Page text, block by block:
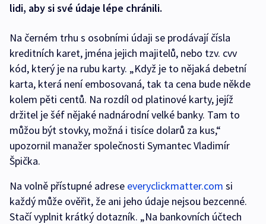
lidi, aby si své údaje lépe chránili.
Na černém trhu s osobními údaji se prodávají čísla
kreditních karet, jména jejich majitelů, nebo tzv. cvv
kód, který je na rubu karty. „Když je to nějaká debetní
karta, která není embosovaná, tak ta cena bude někde
kolem pěti centů. Na rozdíl od platinové karty, jejíž
držitel je šéf nějaké nadnárodní velké banky. Tam to
můžou být stovky, možná i tisíce dolarů za kus,“
upozornil manažer společnosti Symantec Vladimír
Špička.
Na volně přístupné adrese everyclickmatter.com si
každý může ověřit, že ani jeho údaje nejsou bezcenné.
Stačí vyplnit krátký dotazník. „Na bankovních účtech